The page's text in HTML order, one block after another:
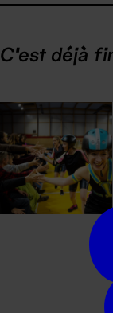
C'est déjà